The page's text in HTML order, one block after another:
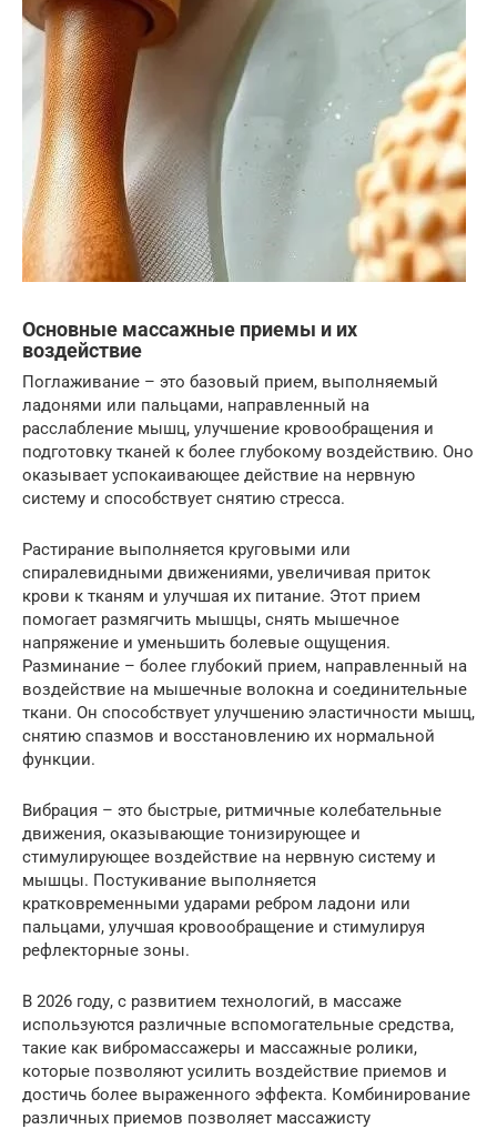
Основные массажные приемы и их
воздействие
Поглаживание – это базовый прием, выполняемый
ладонями или пальцами, направленный на
расслабление мышц, улучшение кровообращения и
подготовку тканей к более глубокому воздействию. Оно
оказывает успокаивающее действие на нервную
систему и способствует снятию стресса.
Растирание выполняется круговыми или
спиралевидными движениями, увеличивая приток
крови к тканям и улучшая их питание. Этот прием
помогает размягчить мышцы, снять мышечное
напряжение и уменьшить болевые ощущения.
Разминание – более глубокий прием, направленный на
воздействие на мышечные волокна и соединительные
ткани. Он способствует улучшению эластичности мышц,
снятию спазмов и восстановлению их нормальной
функции.
Вибрация – это быстрые, ритмичные колебательные
движения, оказывающие тонизирующее и
стимулирующее воздействие на нервную систему и
мышцы. Постукивание выполняется
кратковременными ударами ребром ладони или
пальцами, улучшая кровообращение и стимулируя
рефлекторные зоны.
В 2026 году, с развитием технологий, в массаже
используются различные вспомогательные средства,
такие как вибромассажеры и массажные ролики,
которые позволяют усилить воздействие приемов и
достичь более выраженного эффекта. Комбинирование
различных приемов позволяет массажисту